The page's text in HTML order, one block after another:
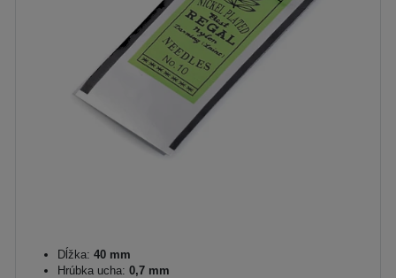
Dĺžka: 40 mm
Hrúbka ucha: 0,7 mm